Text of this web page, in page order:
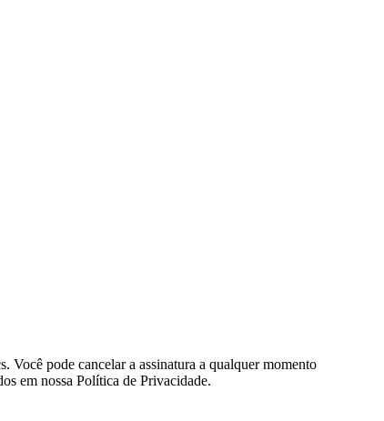
Você pode cancelar a assinatura a qualquer momento
em nossa Política de Privacidade.